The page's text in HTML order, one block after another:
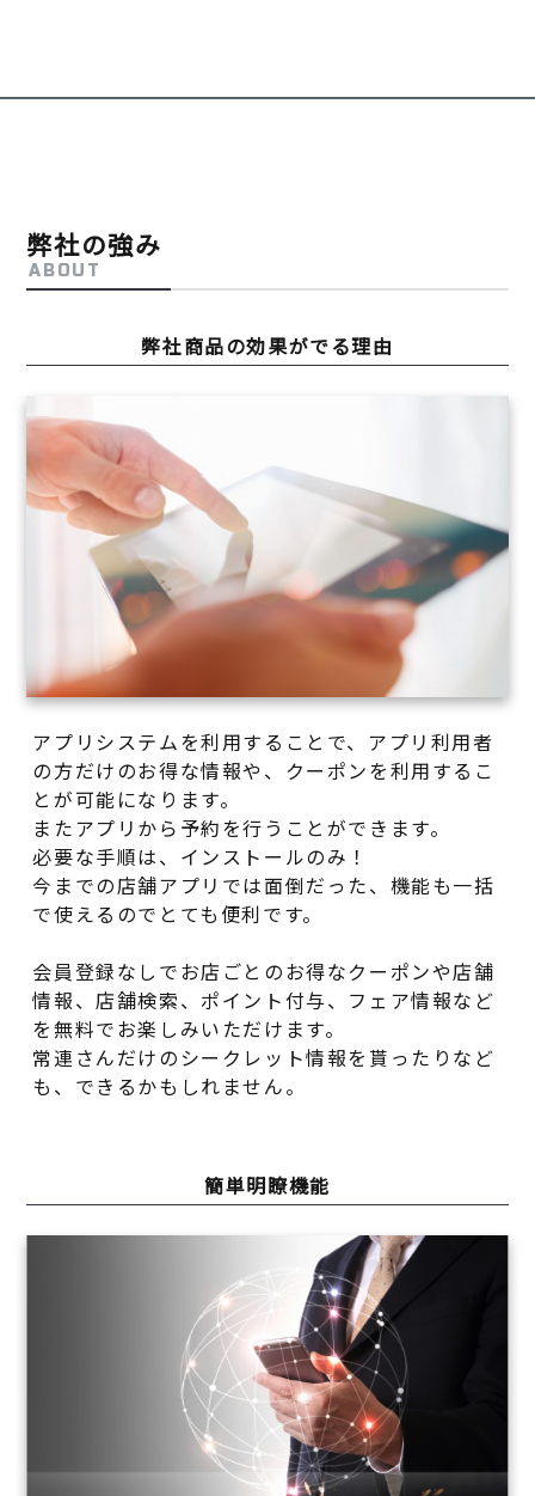
弊社の強み
ABOUT
弊社商品の効果がでる理由
アプリシステムを利用することで、アプリ利用者
の方だけのお得な情報や、クーポンを利用するこ
とが可能になります。
またアプリから予約を行うことができます。
必要な手順は、インストールのみ！
今までの店舗アプリでは面倒だった、機能も一括
で使えるのでとても便利です。
会員登録なしでお店ごとのお得なクーポンや店舗
情報、店舗検索、ポイント付与、フェア情報など
を無料でお楽しみいただけます。
常連さんだけのシークレット情報を貰ったりなど
も、できるかもしれません。
簡単明瞭機能